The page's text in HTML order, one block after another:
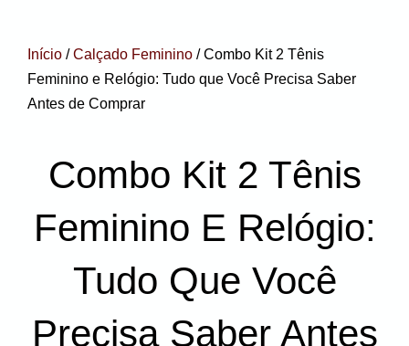
Início /Calçado Feminino / Combo Kit 2 Tênis
Feminino e Relógio: Tudo que Você Precisa Saber
Antes de Comprar
Combo Kit 2 Tênis
Feminino E Relógio:
Tudo Que Você
Precisa Saber Antes